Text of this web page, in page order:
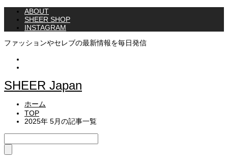
ABOUT
SHEER SHOP
INSTAGRAM
ファッションやセレブの最新情報を毎日発信
SHEER Japan
ホーム
TOP
2025年 5月の記事一覧